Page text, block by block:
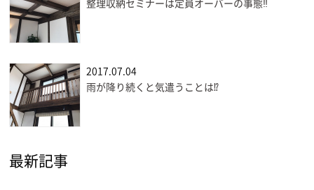
整理収納セミナーは定員オーバーの事態‼
2017.07.04
雨が降り続くと気遣うことは⁉
最新記事